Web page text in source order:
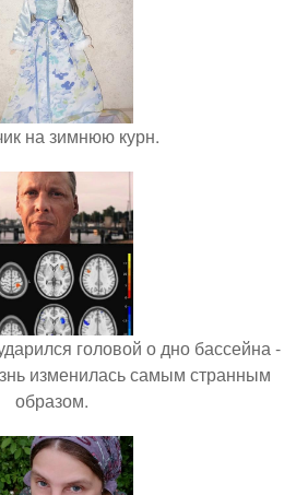
на зимнюю курн.
головой о дно бассейна -
изменилась самым странным
образом.